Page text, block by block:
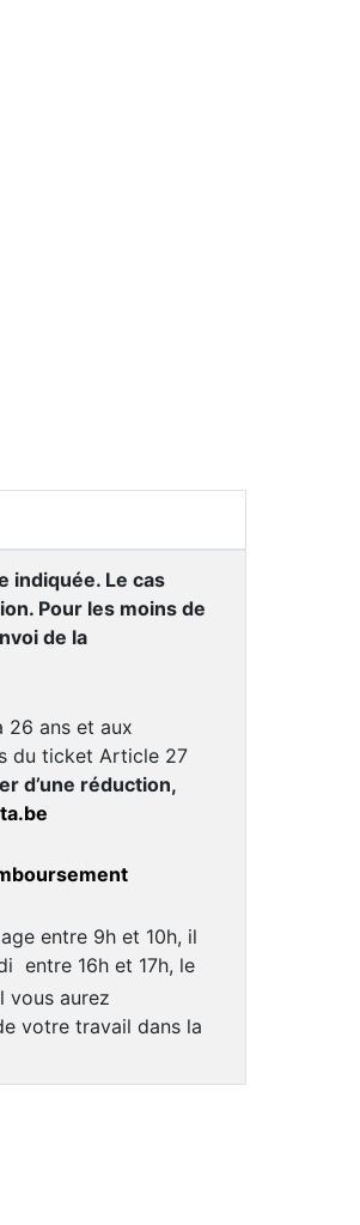
indiquée. Le cas
Pour les moins de
de la
26 ans et aux
du ticket Article 27
d’une réduction,
entre 9h et 10h, il
entre 16h et 17h, le
vous aurez
votre travail dans la